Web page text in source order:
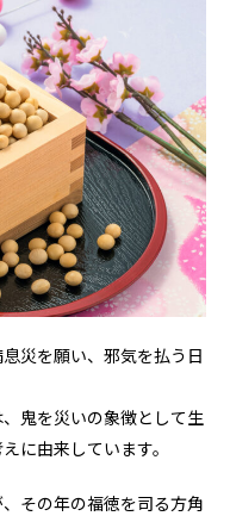
災を願い、邪気を払う日
鬼を災いの象徴として生
に由来しています。
その年の福徳を司る方角